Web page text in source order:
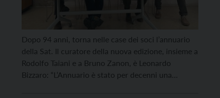
Dopo 94 anni, torna nelle case dei soci l’annuario
della Sat. Il curatore della nuova edizione, insieme a
Rodolfo Taiani e a Bruno Zanon, è Leonardo
Bizzaro: “L’Annuario è stato per decenni una